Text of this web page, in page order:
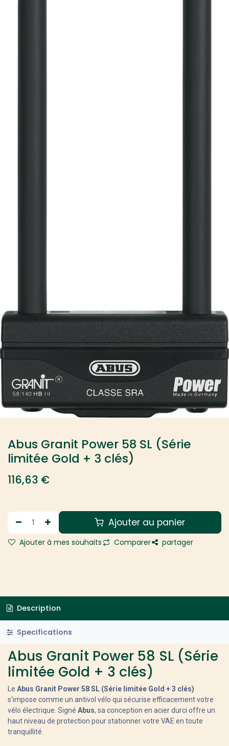
Abus Granit Power 58 SL (Série
limitée Gold + 3 clés)
116,63 €
Ajouter au panier
Ajouter à mes souhaits Comparer partager
Description
Specifications
Abus Granit Power 58 SL (Série
limitée Gold + 3 clés)
Le Abus Granit Power 58 SL (Série limitée Gold + 3 clés)
s'impose comme un antivol vélo qui sécurise efficacement votre
vélo électrique. Signé Abus, sa conception en acier durci offre un
haut niveau de protection pour stationner votre VAE en toute
tranquillité.